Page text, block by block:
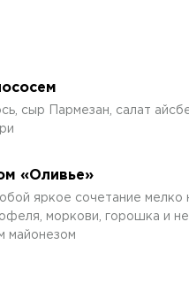
сыр Пармезан, салат
«Оливье»
яркое сочетание мелко
моркови, горошка и
майонезом